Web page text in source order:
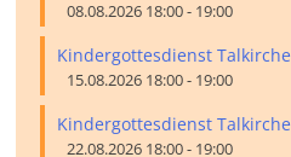
08.08.2026 18:00 - 19:00
Kindergottesdienst Talkirche
15.08.2026 18:00 - 19:00
Kindergottesdienst Talkirche
22.08.2026 18:00 - 19:00